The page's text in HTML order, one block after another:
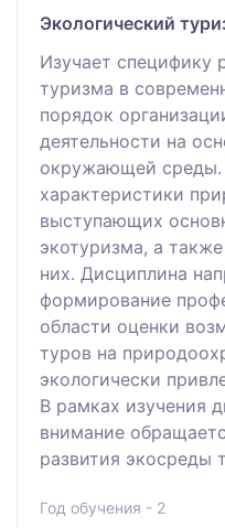
Экологический
Изучает специфику
туризма в
порядок
деятельности на
окружающей среды.
характеристики
выступающих
экотуризма, а
них. Дисциплина
формирование
области оценки
туров на
экологически
В рамках изучения
внимание
развития экосреды
Год обучения - 2